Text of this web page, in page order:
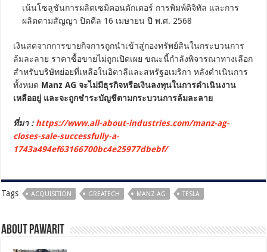
เน้นโซลูชันการผลิตเซมิคอนดักเตอร์ การพิมพ์ดิจิทัล และการ
ผลิตตามสัญญา ปิดดีล 16 เมษายน ปี พ.ศ. 2568
เงินสดจากการขายกิจการถูกนำเข้าสู่กองทรัพย์สินในกระบวนการ
ล้มละลาย ราคาซื้อขายไม่ถูกเปิดเผย ขณะนี้กำลังพิจารณาทางเลือก
สำหรับบริษัทย่อยที่เหลือในอิตาลีและสหรัฐอเมริกา หลังดำเนินการ
ทั้งหมด Manz AG จะไม่มีธุรกิจหรือเงินลงทุนในการดำเนินงาน
เหลืออยู่ และจะถูกชำระบัญชีตามกระบวนการล้มละลาย
ที่มา : https://www.all-about-industries.com/manz-ag-
closes-sale-successfully-a-
1743a494ef63166700bc4e25977dbebf/
Tags ACQUISITION GREATECH MANZ AG TESLA
About pawarit